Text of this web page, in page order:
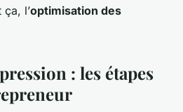
ça, l’optimisation des
: les étapes